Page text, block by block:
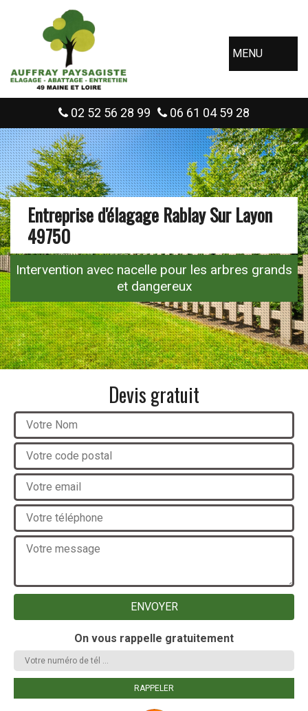
MENU
02 52 56 28 99 06 61 04 59 28
Entreprise d'élagage Rablay Sur Layon
49750
Intervention avec nacelle pour les arbres grands
et dangereux
Devis gratuit
On vous rappelle gratuitement